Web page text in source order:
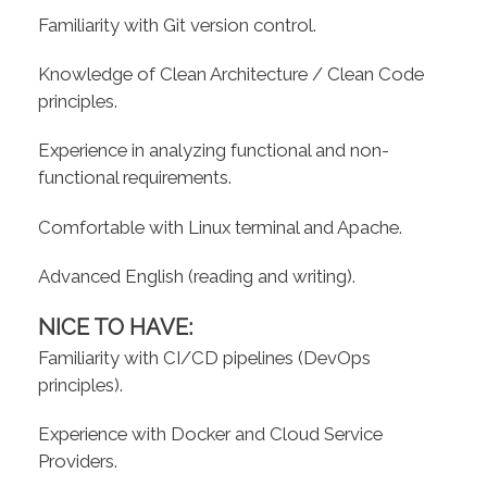
Familiarity with Git version control.
Knowledge of Clean Architecture / Clean Code
principles.
Experience in analyzing functional and non-
functional requirements.
Comfortable with Linux terminal and Apache.
Advanced English (reading and writing).
NICE TO HAVE:
Familiarity with CI/CD pipelines (DevOps
principles).
Experience with Docker and Cloud Service
Providers.